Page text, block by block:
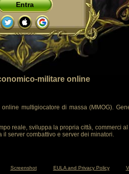
Entra
militare online
multigiocatore di massa (MMOG).
reale, sviluppa la propria città, commerci
server combattivo e server dei minatori.
Screenshot EULA and Privacy Policy